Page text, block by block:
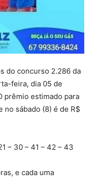
do concurso 2.286 da
feira, dia 05 de
prêmio estimado para
sábado (8) é de R$
– 30 – 41 – 42 – 43
e cada uma